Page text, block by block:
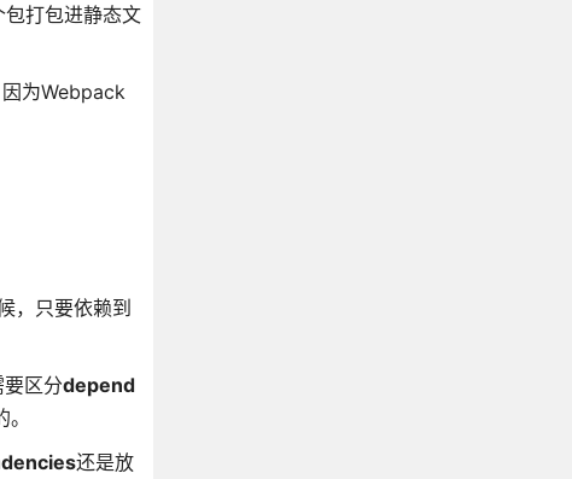
打包进静态文
为Webpack
，只要依赖到
区分depend
还是放